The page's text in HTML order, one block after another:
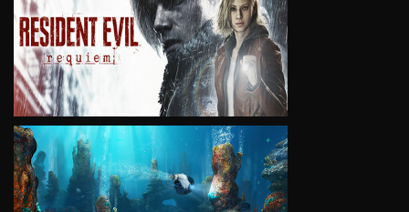
VIEW
VIEW